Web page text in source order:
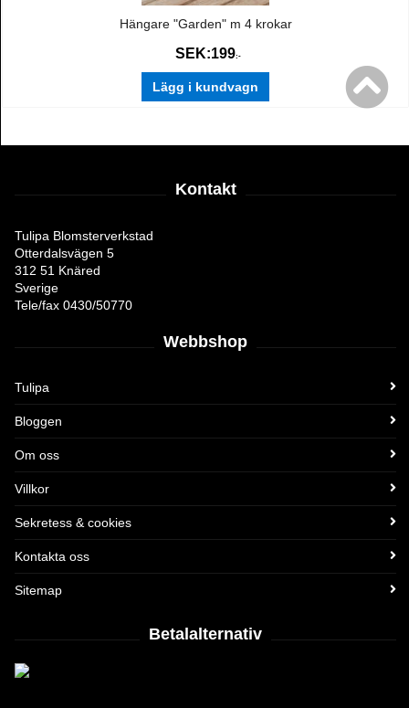
Hängare "Garden" m 4 krokar
SEK:199:-
Lägg i kundvagn
Kontakt
Tulipa Blomsterverkstad
Otterdalsvägen 5
312 51 Knäred
Sverige
Tele/fax 0430/50770
Webbshop
Tulipa
Bloggen
Om oss
Villkor
Sekretess & cookies
Kontakta oss
Sitemap
Betalalternativ